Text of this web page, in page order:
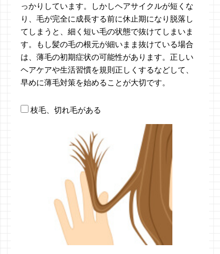
っかりしています。しかしヘアサイクルが短くな
り、毛が完全に成長する前に休止期になり脱落し
てしまうと、細く短い毛の状態で抜けてしまいま
す。もし髪の毛の根元が細いまま抜けている場合
は、薄毛の初期症状の可能性があります。正しい
ヘアケアや生活習慣を規則正しくするなどして、
早めに薄毛対策を始めることが大切です。
枝毛、切れ毛がある